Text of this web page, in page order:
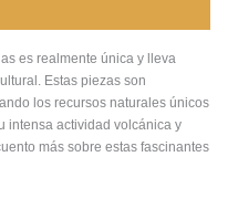
es realmente única y lleva
Estas piezas son
los recursos naturales únicos
intensa actividad volcánica y
más sobre estas fascinantes